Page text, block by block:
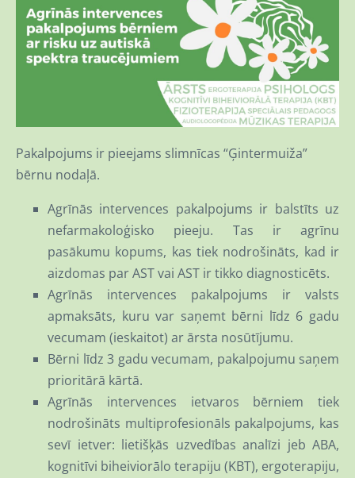
Pakalpojums ir pieejams slimnīcas “Ģintermuiža”
bērnu nodaļā.
Agrīnās intervences pakalpojums ir balstīts uz
nefarmakoloģisko pieeju. Tas ir agrīnu
pasākumu kopums, kas tiek nodrošināts, kad ir
aizdomas par AST vai AST ir tikko diagnosticēts.
Agrīnās intervences pakalpojums ir valsts
apmaksāts, kuru var saņemt bērni līdz 6 gadu
vecumam (ieskaitot) ar ārsta nosūtījumu.
Bērni līdz 3 gadu vecumam, pakalpojumu saņem
prioritārā kārtā.
Agrīnās intervences ietvaros bērniem tiek
nodrošināts multiprofesionāls pakalpojums, kas
sevī ietver: lietišķās uzvedības analīzi jeb ABA,
kognitīvi biheiviorālo terapiju (KBT), ergoterapiju,